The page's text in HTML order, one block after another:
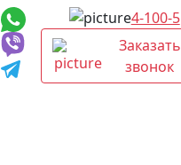
4-100-5
Заказать
звонок